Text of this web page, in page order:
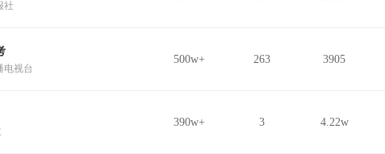
社
电视台
500w+ 263 3905
390w+ 3 4.22w